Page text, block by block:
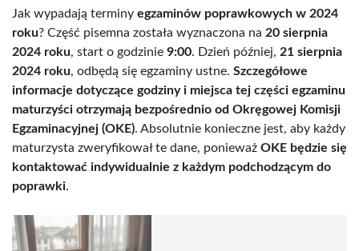
Jak wypadają terminy egzaminów poprawkowych w 2024
roku? Część pisemna została wyznaczona na 20 sierpnia
2024 roku, start o godzinie 9:00. Dzień później, 21 sierpnia
2024 roku, odbędą się egzaminy ustne. Szczegółowe
informacje dotyczące godziny i miejsca tej części egzaminu
maturzyści otrzymają bezpośrednio od Okręgowej Komisji
Egzaminacyjnej (OKE). Absolutnie konieczne jest, aby każdy
maturzysta zweryfikował te dane, ponieważ OKE będzie się
kontaktować indywidualnie z każdym podchodzącym do
poprawki.